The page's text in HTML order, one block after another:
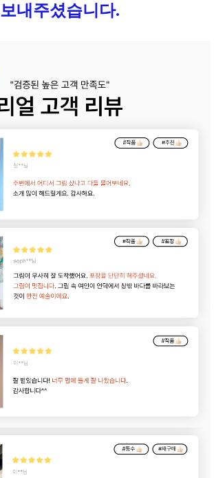
보내주셨습니다.